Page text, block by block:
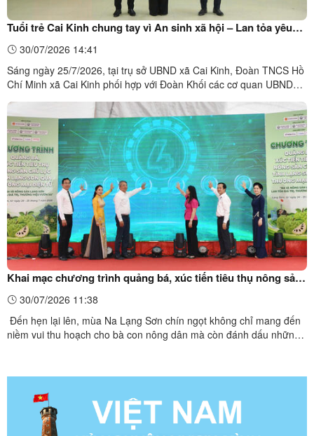
Tuổi trẻ Cai Kinh chung tay vì An sinh xã hội – Lan tỏa yêu
thương, góp sức vì cộng đồng
30/07/2026 14:41
Sáng ngày 25/7/2026, tại trụ sở UBND xã Cai Kinh, Đoàn TNCS Hồ
Chí Minh xã Cai Kinh phối hợp với Đoàn Khối các cơ quan UBND
trình tình nguyện vì cộng đồng với nhiều hoạt động thiết thực, ý
nghĩa.Đồng chí Phạm Ngọc Thủy - Phó Bí thư ...
Khai mạc chương trình quảng bá, xúc tiến tiêu thụ nông sản
chủ lực tỉnh Lạng Sơn qua thương mại điện tử
30/07/2026 11:38
Đến hẹn lại lên, mùa Na Lạng Sơn chín ngọt không chỉ mang đến
niềm vui thu hoạch cho bà con nông dân mà còn đánh dấu những
Thanh Nhàn, Phó Chủ tịch UBND tỉnh Lạng Sơn phát ...